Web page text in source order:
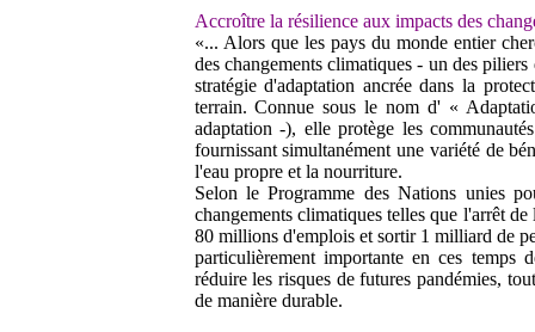
Accroître la résilience aux impacts des
«... Alors que les pays du monde entier
des changements climatiques - un des
stratégie d'adaptation ancrée dans la
terrain. Connue sous le nom d' «
adaptation -), elle protège les
fournissant simultanément une variété de
l'eau propre et la nourriture.
Selon le Programme des Nations unies
changements climatiques telles que l'arrêt
80 millions d'emplois et sortir 1 milliard de
particulièrement importante en ces temps
réduire les risques de futures pandémies,
de manière durable.